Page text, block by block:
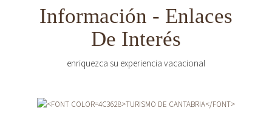
Información - Enlaces
De Interés
enriquezca su experiencia vacacional